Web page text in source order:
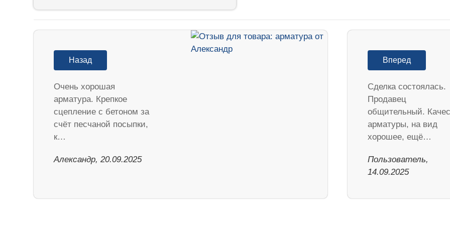
Назад
Очень хорошая
арматура. Крепкое
сцепление с бетоном за
счёт песчаной посыпки,
к…
Александр, 20.09.2025
Вперед
Сделка состоялась.
Продавец
общительный.
арматуры, на вид
хорошее, ещё…
Пользователь,
14.09.2025